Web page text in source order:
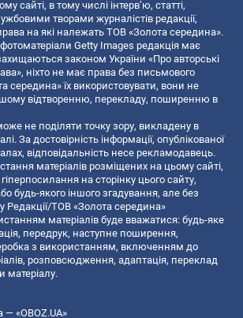
сайті, в тому числі інтерв’ю, статті,
творами журналістів редакції,
на які належать ТОВ «Золота середина».
фотоматеріали Getty Images редакція має
законом України «Про авторські
ніхто не має права без письмового
середина» їх використовувати, вони не
відтворенню, перекладу, поширенню в
не поділяти точку зору, викладену в
За достовірність інформації, опублікованої
відповідальність несе рекламодавець.
матеріалів розміщених на цьому сайті,
на сторінку цього сайту,
будь-якого іншого згадування, але без
Редакції/ТОВ «Золота середина»
матеріалів буде вважатися: будь-яке
передрук, наступне поширення,
з використанням, включенням до
розповсюдження, адаптація, переклад
матеріалу.
«OBOZ.UA»